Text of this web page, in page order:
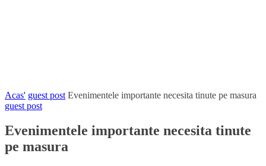
Acas' guest post Evenimentele importante necesita tinute pe masura
guest post
Evenimentele importante necesita tinute
pe masura